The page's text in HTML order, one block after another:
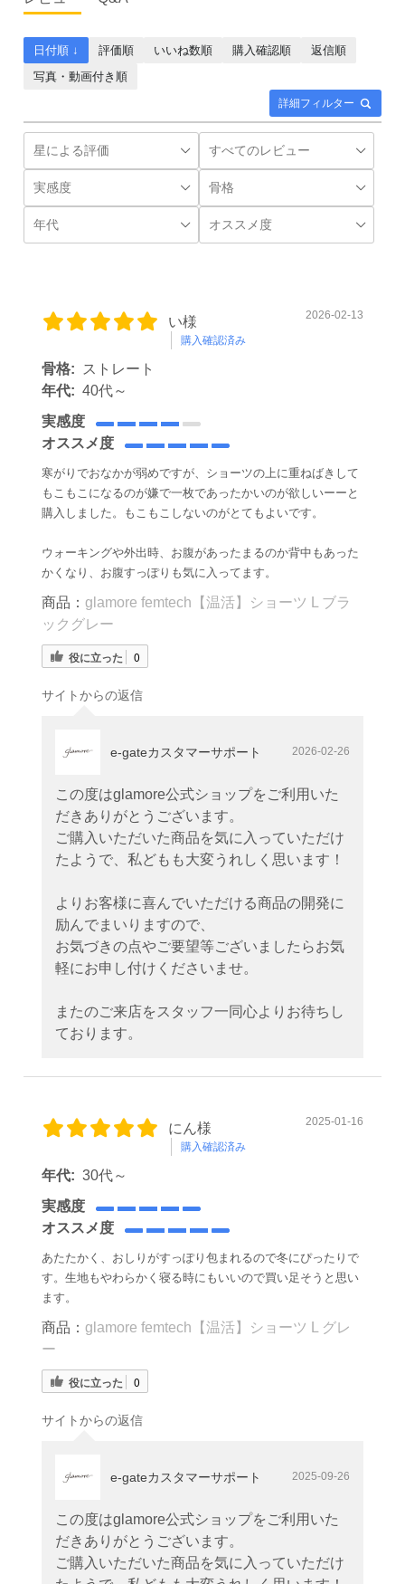
詳細フィルター
日付順 ↓ 評価順 いいね数順 購入確認順
返信順
写真・動画付き順
い様
購入確認済み
2026-02-13
骨格:
ストレート
年代: 40代～
実感度
オススメ度
寒がりでおなかが弱めですが、ショーツの上に重ねばきして
もこもこになるのが嫌で一枚であったかいのが欲しいーーと
購入しました。もこもこしないのがとてもよいです。
ウォーキングや外出時、お腹があったまるのか背中もあった
かくなり、お腹すっぽりも気に入ってます。
商品： glamore femtech【温活】ショーツ L ブラ
ックグレー
役に立った 0
サイトからの返信
e-gateカスタマーサポート 2026-02-26
この度はglamore公式ショップをご利用いた
だきありがとうございます。
ご購入いただいた商品を気に入っていただけ
たようで、私どもも大変うれしく思います！
よりお客様に喜んでいただける商品の開発に
励んでまいりますので、
お気づきの点やご要望等ございましたらお気
軽にお申し付けくださいませ。
またのご来店をスタッフ一同心よりお待ちし
ております。
にん様
購入確認済み
2025-01-16
年代: 30代～
実感度
オススメ度
あたたかく、おしりがすっぽり包まれるので冬にぴったりで
す。生地もやわらかく寝る時にもいいので買い足そうと思い
ます。
商品： glamore femtech【温活】ショーツ L グレ
ー
役に立った 0
サイトからの返信
e-gateカスタマーサポート 2025-09-26
この度はglamore公式ショップをご利用いた
だきありがとうございます。
ご購入いただいた商品を気に入っていただけ